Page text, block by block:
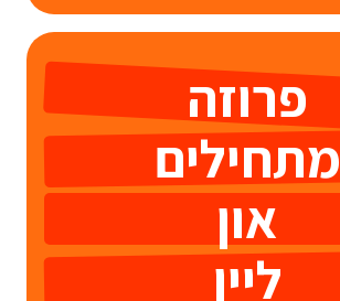
פרוזה
מתחילים
און
ליין